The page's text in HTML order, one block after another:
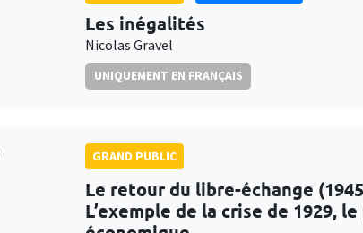
Les inégalités
Nicolas Gravel
UNIQUEMENT EN FRANÇAIS
GRAND PUBLIC
Le retour du libre-échange
L’exemple de la crise de 1929,